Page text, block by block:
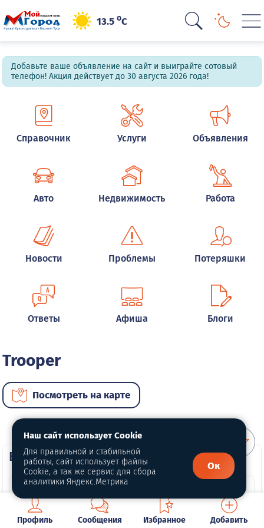
13.5oC
Добавьте ваше объявление на сайт и выиграйте сотовый
телефон! Акция действует до 30 августа 2026 года!
Справочник Услуги Объявления
Авто Недвижимость Работа
Новости Проблемы Потеряшки
Ответы Афиша Блоги
Trooper
Посмотреть на карте
ВИП автомобили
Профиль Сообщения Избранное Добавить
Наш сайт использует Cookie
Для правильной и стабильной
работы, сайт использует файлы
Cookie, а так же сервис для сбора
аналитики Яндекс.Метрика
Ок